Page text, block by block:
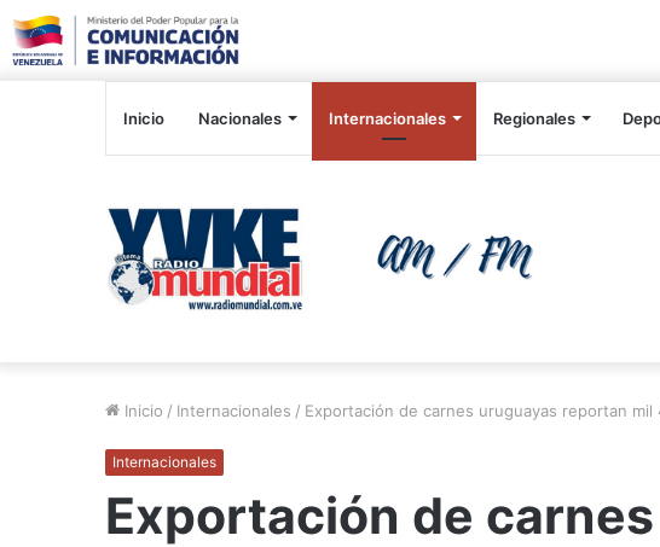
Inicio Nacionales Internacionales Regionales
Inicio / Internacionales / Exportación de carnes uruguayas reportan mil
Internacionales
Exportación de